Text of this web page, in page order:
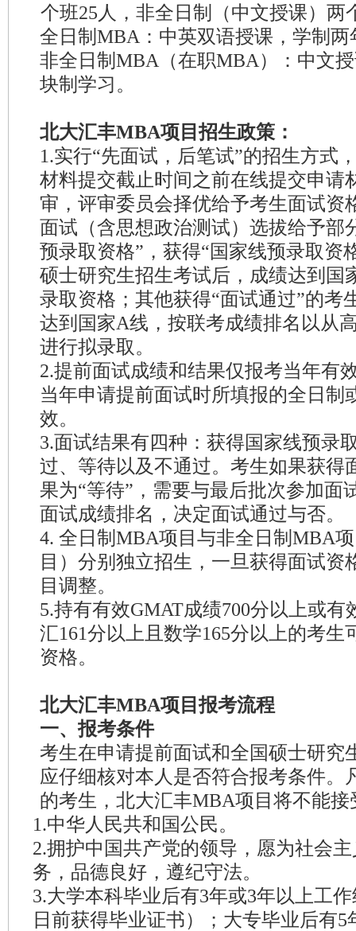
个班25人，非全日制（中文授课）两
全日制MBA：中英双语授课，学制
非全日制MBA（在职MBA）：中文
块制学习。
北大汇丰MBA项目招生政策：
1.实行“先面试，后笔试”的招生方式
材料提交截止时间之前在线提交申请
审，评审委员会择优给予考生面试资
面试（含思想政治测试）选拔给予部
预录取资格”，获得“国家线预录取资
硕士研究生招生考试后，成绩达到国
录取资格；其他获得“面试通过”的考
达到国家A线，按联考成绩排名以从
进行拟录取。
2.提前面试成绩和结果仅报考当年有
当年申请提前面试时所填报的全日制
效。
3.面试结果有四种：获得国家线预录
过、等待以及不通过。考生如果获得
果为“等待”，需要与最后批次参加面
面试成绩排名，决定面试通过与否。
4. 全日制MBA项目与非全日制MBA
目）分别独立招生，一旦获得面试资
目调整。
5.持有有效GMAT成绩700分以上或有
汇161分以上且数学165分以上的考生
资格。
北大汇丰MBA项目报考流程
一、报考条件
考生在申请提前面试和全国硕士研究
应仔细核对本人是否符合报考条件。
的考生，北大汇丰MBA项目将不能
1.中华人民共和国公民。
2.拥护中国共产党的领导，愿为社会
务，品德良好，遵纪守法。
3.大学本科毕业后有3年或3年以上工
日前获得毕业证书）；大专毕业后有5